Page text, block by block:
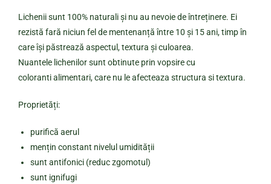
Lichenii sunt 100% naturali și nu au nevoie de întreținere. Ei
rezistă fară niciun fel de mentenanță între 10 și 15 ani, timp în
care își păstrează aspectul, textura și culoarea.
Nuantele lichenilor sunt obtinute prin vopsire cu
coloranti alimentari, care nu le afecteaza structura si textura.
Proprietăți:
purifică aerul
mențin constant nivelul umidității
sunt antifonici (reduc zgomotul)
sunt ignifugi